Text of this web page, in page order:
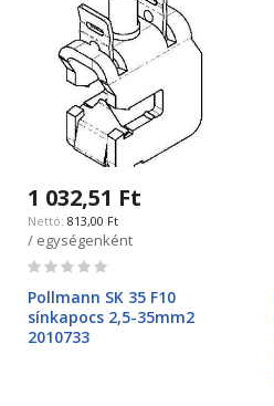
1 032,51 Ft
813,00 Ft
/ egységenként
Rating:
Pollmann SK 35 F10
sínkapocs 2,5-35mm2
2010733